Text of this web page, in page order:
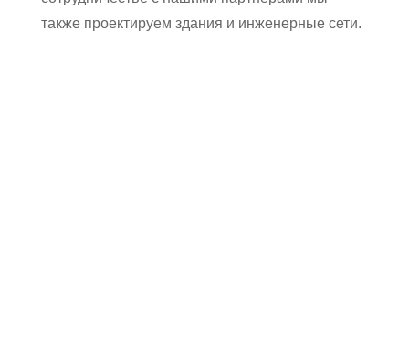
также проектируем здания и инженерные сети.